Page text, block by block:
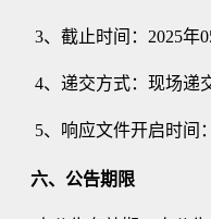
3、截止时间：2025年
4、递交方式：现场递
5、响应文件开启时间
六、公告期限